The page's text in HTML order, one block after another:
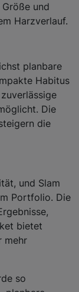
und
Harzverlauf.
planbare
Habitus
Die
die
und Slam
Portfolio. Die
bietet
mehr
so